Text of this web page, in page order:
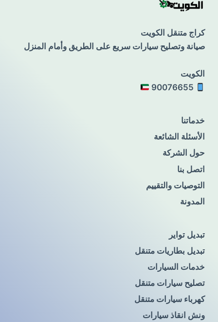
كراج متنقل الكويت
صيانة وتصليح سيارات سريع على الطريق وأمام المنزل
الكويت
خدماتنا
الأسئلة الشائعة
حول الشركة
اتصل بنا
التوصيات والتقييم
المدونة
تبديل تواير
تبديل بطاريات متنقل
خدمات السيارات
تصليح سيارات متنقل
كهرباء سيارات متنقل
ونش انقاذ سيارات